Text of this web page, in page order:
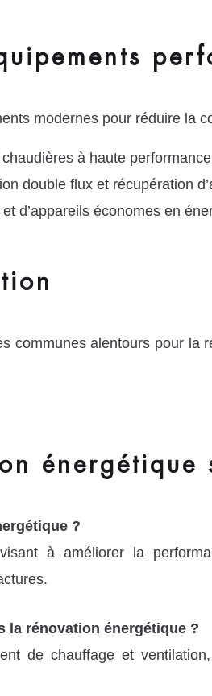
modernes pour réduire la
à haute performance
double flux et récupération
d’appareils économes en
communes alentours pour
énergétique
?
à améliorer la
la rénovation énergétique ?
de chauffage et